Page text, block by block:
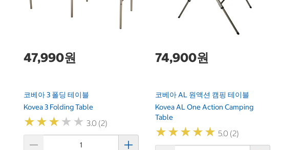
47,990원
코베아 3 폴딩 테이블
Kovea 3 Folding Table
★★★ ★ ★
★★★ ★ ★ 3.0 (2)
74,900원
코베아 AL 원액션 캠핑 테이블
Kovea AL One Action Camping
Table
★★★★★
★★★★★ 5.0 (2)